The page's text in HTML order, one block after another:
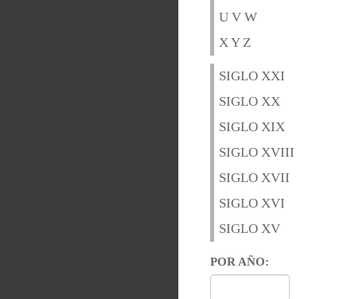
U V W
X Y Z
SIGLO XXI
SIGLO XX
SIGLO XIX
SIGLO XVIII
SIGLO XVII
SIGLO XVI
SIGLO XV
POR AÑO: